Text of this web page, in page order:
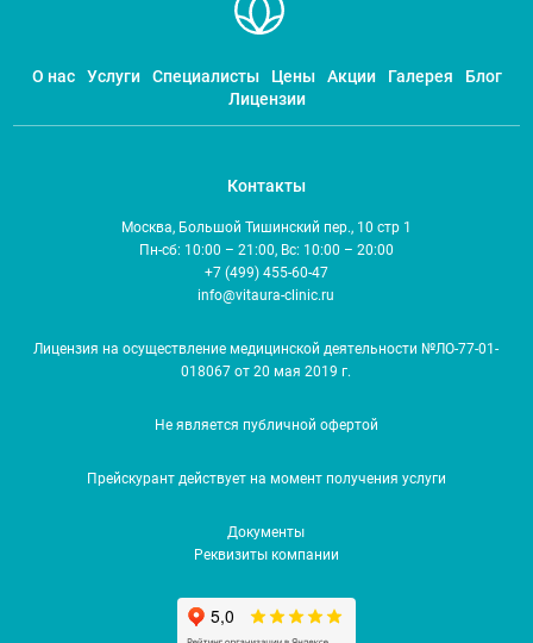
О нас Услуги Специалисты Цены Акции Галерея
Блог
Лицензии
Контакты
Москва, Большой Тишинский пер., 10 стр 1
Пн-сб: 10:00 – 21:00, Вс: 10:00 – 20:00
+7 (499) 455-60-47
info@vitaura-clinic.ru
Лицензия на осуществление медицинской деятельности №ЛО-77-01-
018067 от 20 мая 2019 г.
Не является публичной офертой
Прейскурант действует на момент получения услуги
Документы
Реквизиты компании